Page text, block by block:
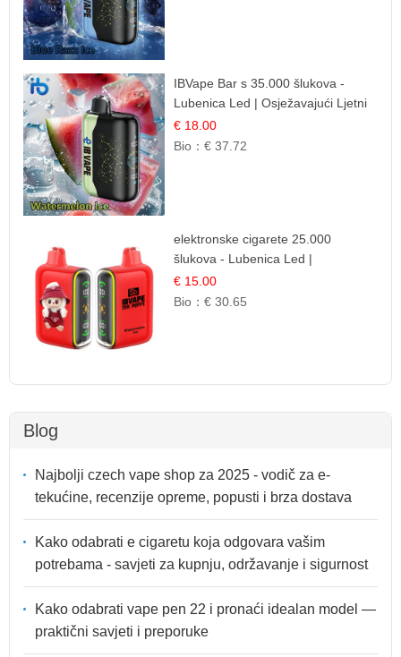
IBVape Bar s 35.000 šlukova -
Lubenica Led | Osježavajući Ljetni
Okus
€ 18.00
Bio：€ 37.72
elektronske cigarete 25.000
šlukova - Lubenica Led |
Osježavajući Ljetni Okus
€ 15.00
Bio：€ 30.65
Blog
Najbolji czech vape shop za 2025 - vodič za e-
tekućine, recenzije opreme, popusti i brza dostava
Kako odabrati e cigaretu koja odgovara vašim
potrebama - savjeti za kupnju, održavanje i sigurnost
Kako odabrati vape pen 22 i pronaći idealan model —
praktični savjeti i preporuke